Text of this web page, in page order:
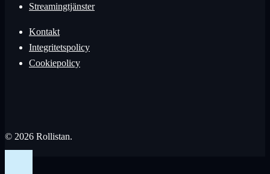
Streamingtjänster
Kontakt
Integritetspolicy
Cookiepolicy
© 2026 Rollistan.